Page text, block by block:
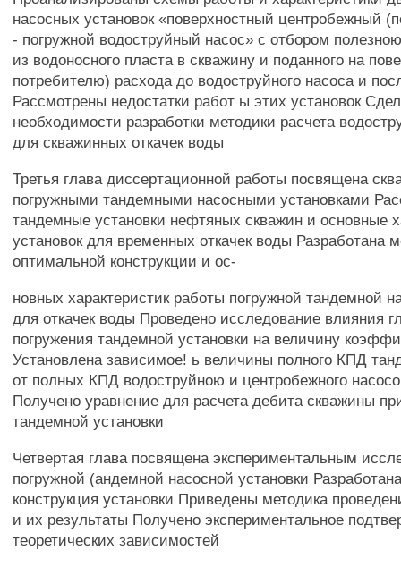
насосных установок «поверхностный центробежный
- погружной водоструйный насос» с отбором
из водоносного пласта в скважину и поданного на
потребителю) расхода до водоструйного насоса и
Рассмотрены недостатки работ ы этих установок
необходимости разработки методики расчета
для скважинных откачек воды
Третья глава диссертационной работы посвящена
погружными тандемными насосными установками
тандемные установки нефтяных скважин и основные
установок для временных откачек воды Разработана
оптимальной конструкции и ос-
новных характеристик работы погружной тандемной
для откачек воды Проведено исследование влияния
погружения тандемной установки на величину
Установлена зависимое! ь величины полного КПД
от полных КПД водоструйною и центробежного
Получено уравнение для расчета дебита скважины
тандемной установки
Четвертая глава посвящена экспериментальным
погружной (андемной насосной установки
конструкция установки Приведены методика
и их результаты Получено экспериментальное
теоретических зависимостей